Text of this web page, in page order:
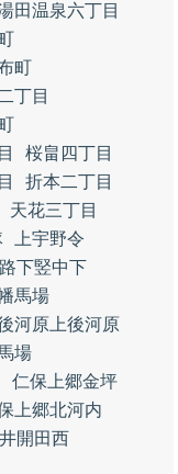
田温泉六丁目
町
丁目
桜畠四丁目
折本二丁目
天花三丁目
上宇野令
下竪中下
馬場
河原上後河原
場
仁保上郷金坪
上郷北河内
開田西